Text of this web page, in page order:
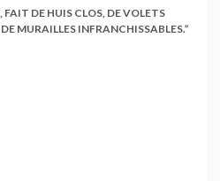
FAIT DE HUIS CLOS, DE VOLETS
MURAILLES INFRANCHISSABLES.”